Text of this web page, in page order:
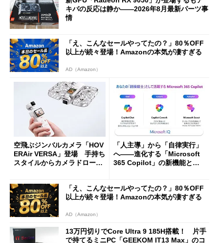
キバの反応は静か――2026年8月最新パーツ事
情
「え、こんなセールやってたの？」80％OFF
以上が続々登場！Amazonの本気が凄すぎる
AD（Amazon）
空飛ぶジンバルカメラ「HOV
ERAir VERSA」登場 手持ち
スタイルからカメラドローン
「人主導」から「自律実行」
へ――進化する「Microsoft
365 Copilot」の新機能とエ
「え、こんなセールやってたの？」80％OFF
以上が続々登場！Amazonの本気が凄すぎる
AD（Amazon）
13万円切りでCore Ultra 9 185H搭載！ 片手
で持てるミニPC「GEEKOM IT13 Max」のコ